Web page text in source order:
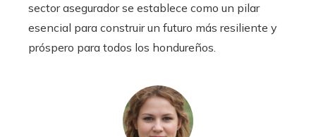
sector asegurador se establece como un pilar
esencial para construir un futuro más resiliente y
próspero para todos los hondureños.